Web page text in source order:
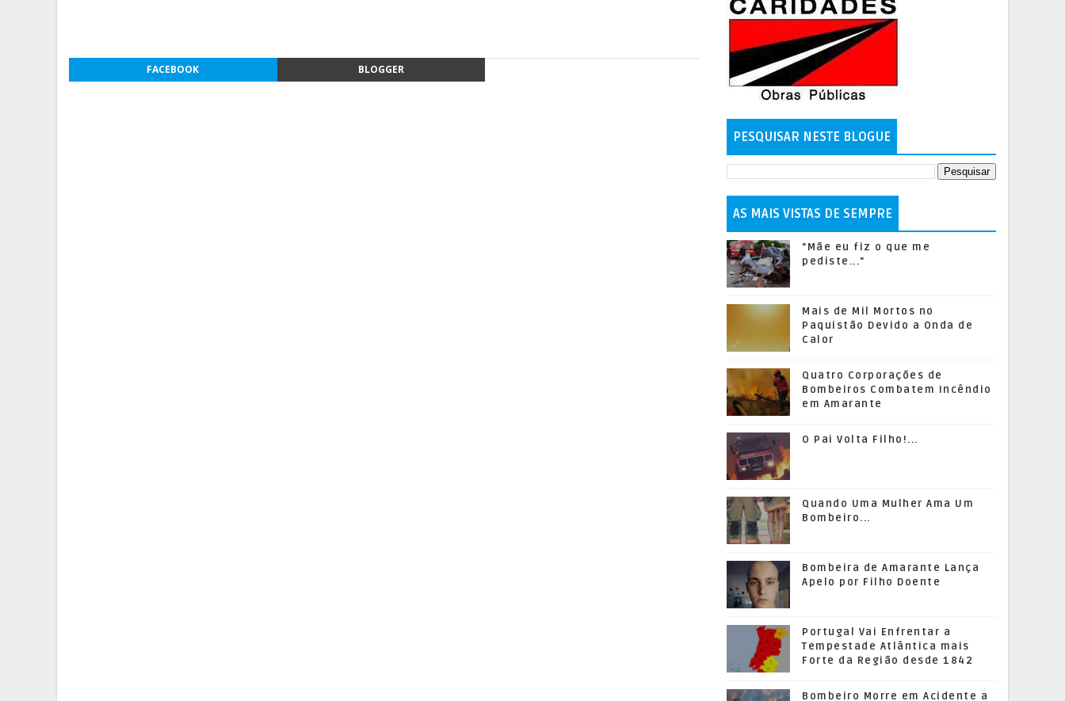
FACEBOOK BLOGGER
PESQUISAR NESTE BLOGUE
AS MAIS VISTAS DE SEMPRE
"Mãe eu fiz o que me
pediste..."
Mais de Mil Mortos no
Paquistão Devido a Onda de
Calor
Quatro Corporações de
Bombeiros Combatem Incêndio
em Amarante
O Pai Volta Filho!...
Quando Uma Mulher Ama Um
Bombeiro...
Bombeira de Amarante Lança
Apelo por Filho Doente
Portugal Vai Enfrentar a
Tempestade Atlântica mais
Forte da Região desde 1842
Bombeiro Morre em Acidente a